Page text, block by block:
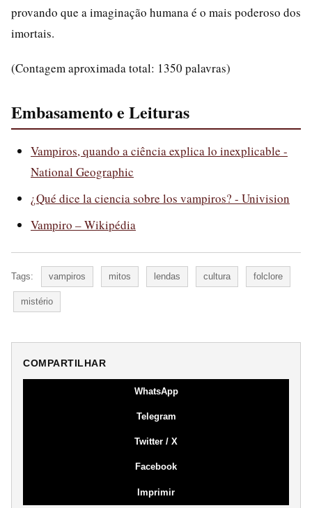
provando que a imaginação humana é o mais poderoso dos
imortais.
(Contagem aproximada total: 1350 palavras)
Embasamento e Leituras
Vampiros, quando a ciência explica lo inexplicable -
National Geographic
¿Qué dice la ciencia sobre los vampiros? - Univision
Vampiro – Wikipédia
Tags: vampiros mitos lendas cultura folclore
mistério
COMPARTILHAR
WhatsApp
Telegram
Twitter / X
Facebook
Imprimir